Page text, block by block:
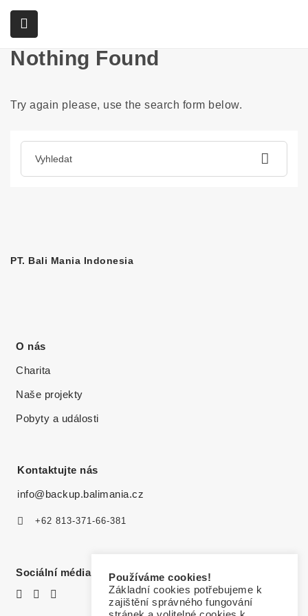
Home
Nothing Found
Try again please, use the search form below.
PT. Bali Mania Indonesia
O nás
Charita
Naše projekty
Pobyty a události
Kontaktujte nás
info@backup.balimania.cz
+62 813-371-66-381
Sociální média
Používáme cookies!
Základní cookies potřebujeme k
zajištění správného fungování